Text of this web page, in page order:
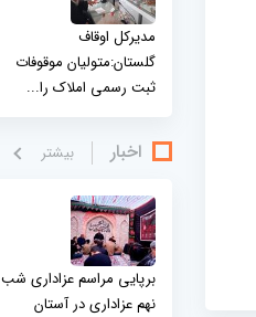
مدیرکل اوقاف
گلستان:متولیان موقوفات
ثبت رسمی املاک را...
اخبار بيشتر
برپایی مراسم عزاداری شب
نهم عزاداری در آستان